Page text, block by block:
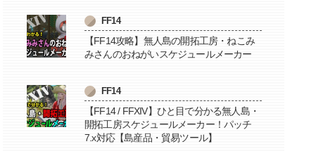
FF14
【FF14攻略】無人島の開拓工房・ねこみ
みさんのおねがいスケジュールメーカー
FF14
【FF14 / FFXIV】ひと目で分かる無人島・
開拓工房スケジュールメーカー！パッチ
7.x対応【島産品・貿易ツール】